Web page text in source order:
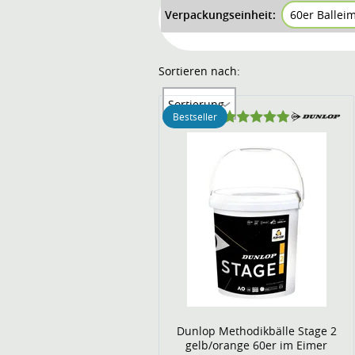
Verpackungseinheit: 60er
Sortieren nach:
Sortierung
Dunlop Methodikbälle Stage 2
gelb/orange 60er im Eimer
Bestseller